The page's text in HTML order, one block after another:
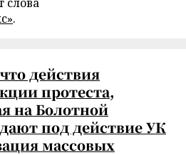
.
действия
протеста,
на Болотной
под действие УК
массовых